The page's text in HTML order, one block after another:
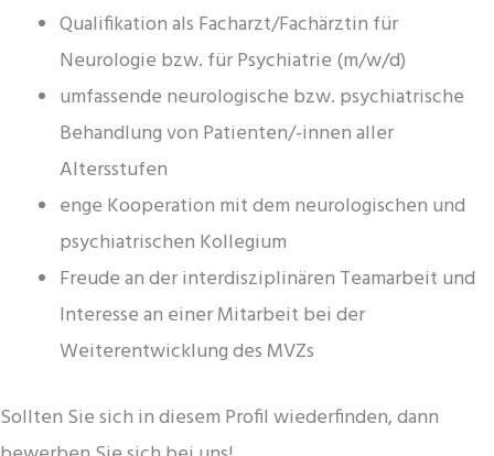
Qualifikation als Facharzt/Fachärztin für
Neurologie bzw. für Psychiatrie (m/w/d)
umfassende neurologische bzw. psychiatrische
Behandlung von Patienten/-innen aller
Altersstufen
enge Kooperation mit dem neurologischen und
psychiatrischen Kollegium
Freude an der interdisziplinären Teamarbeit und
Interesse an einer Mitarbeit bei der
Weiterentwicklung des MVZs
Sollten Sie sich in diesem Profil wiederfinden, dann